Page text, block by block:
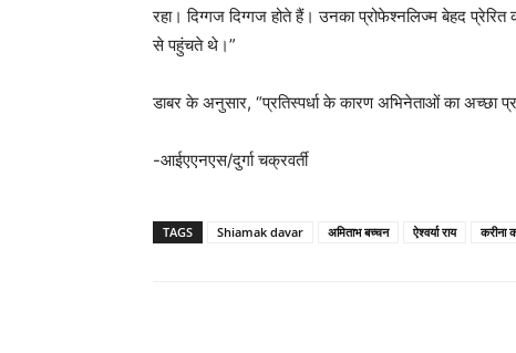
रहा। दिग्गज दिग्गज होते हैं। उनका प्रोफेश्नलिज्म बेहद
से पहुंचते थे।”
डाबर के अनुसार, “प्रतिस्पर्धा के कारण अभिनेताओं का अच्छा
-आईएएनएस/दुर्गा चक्रवर्ती
TAGS Shiamak davar अमिताभ बच्चन ऐश्वर्या राय करीना